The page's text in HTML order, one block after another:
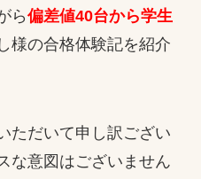
ら偏差値40台から学生
様の合格体験記を紹介
ただいて申し訳ござい
な意図はございません